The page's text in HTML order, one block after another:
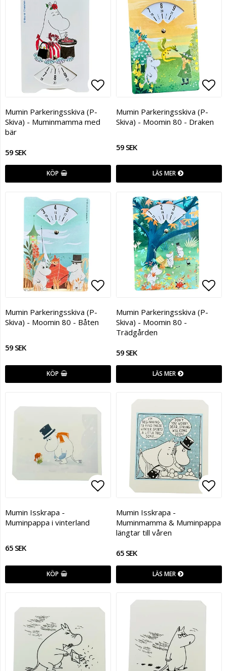
Lägg till i favoritlistan
Mumin Parkeringsskiva (P-
Skiva) - Muminmamma med
bär
59 SEK
KÖP
Mumin Parkeringsskiva (P-
Skiva) - Moomin 80 - Draken
59 SEK
LÄS MER
Lägg till i favoritlistan
Mumin Parkeringsskiva (P-
Skiva) - Moomin 80 - Båten
59 SEK
KÖP
Mumin Parkeringsskiva (P-
Skiva) - Moomin 80 -
Trädgården
59 SEK
LÄS MER
Lägg till i favoritlistan
Mumin Isskrapa -
Muminpappa i vinterland
65 SEK
KÖP
Mumin Isskrapa -
Muminmamma & Muminpappa
längtar till våren
65 SEK
LÄS MER